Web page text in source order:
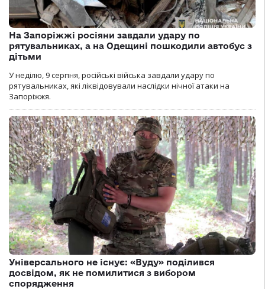
На Запоріжжі росіяни завдали удару по
рятувальниках, а на Одещині пошкодили автобус з
дітьми
У неділю, 9 серпня, російські війська завдали удару по
рятувальниках, які ліквідовували наслідки нічної атаки на
Запоріжжя.
Універсального не існує: «Вуду» поділився
досвідом, як не помилитися з вибором
спорядження